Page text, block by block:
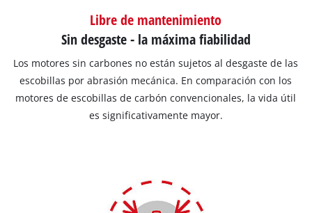
Libre de mantenimiento
Sin desgaste - la máxima fiabilidad
Los motores sin carbones no están sujetos al desgaste de las
escobillas por abrasión mecánica. En comparación con los
motores de escobillas de carbón convencionales, la vida útil
es significativamente mayor.